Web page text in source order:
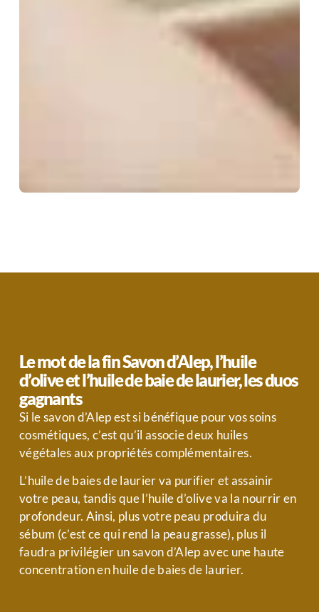
Le mot de la fin Savon d’Alep, l’huile
d’olive et l’huile de baie de laurier, les duos
gagnants
Si le savon d’Alep est si bénéfique pour vos soins
cosmétiques, c’est qu’il associe deux huiles
végétales aux propriétés complémentaires.
L’huile de baies de laurier va purifier et assainir
votre peau, tandis que l’huile d’olive va la nourrir en
profondeur. Ainsi, plus votre peau produira du
sébum (c’est ce qui rend la peau grasse), plus il
faudra privilégier un savon d’Alep avec une haute
concentration en huile de baies de laurier.